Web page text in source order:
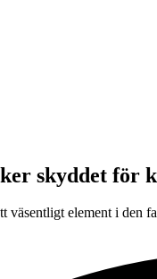
skyddet för
väsentligt element i